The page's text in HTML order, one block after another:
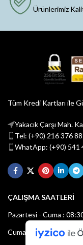
Ürünlerimiz
Tüm Kredi Kartları ile
Yakacık Çarşı Mah.
Tel: (+90) 216 376
WhatApp: (+90) 541
ÇALIŞMA SAATLERİ
Pazartesi - Cuma :
Cumartesi : 08:30 -